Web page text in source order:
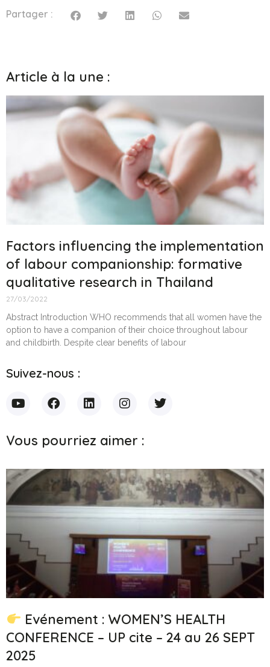
Partager :
Article à la une :
Factors influencing the implementation
of labour companionship: formative
qualitative research in Thailand
27/03/2022
Abstract Introduction WHO recommends that all women have the
option to have a companion of their choice throughout labour
and childbirth. Despite clear benefits of labour
Suivez-nous :
Vous pourriez aimer :
Evénement : WOMEN’S HEALTH
CONFERENCE – UP cite – 24 au 26 SEPT
2025